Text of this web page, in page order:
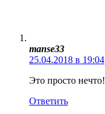
manse33
25.04.2018 в 19:04
Это просто нечто!
Ответить